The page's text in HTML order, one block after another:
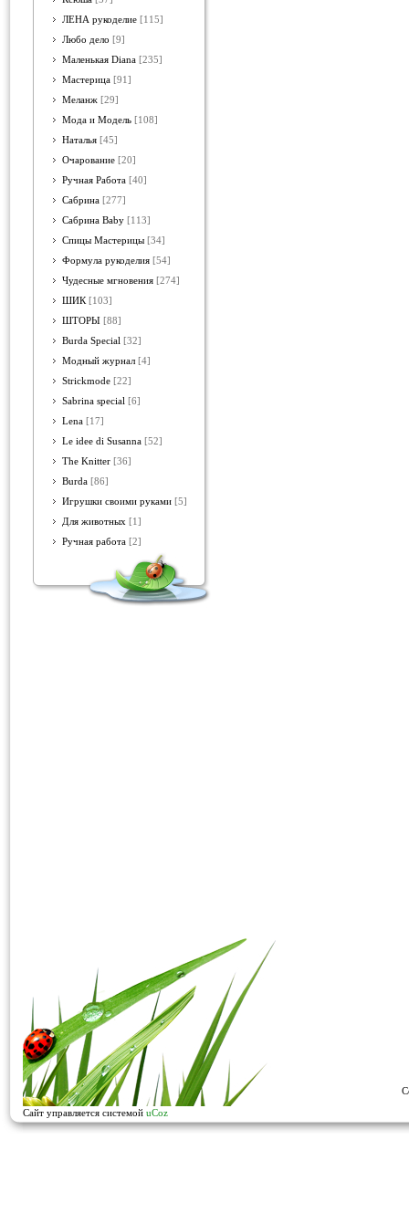
ЛЕНА рукоделие [115]
Любо дело [9]
Маленькая Diana [235]
Мастерица [91]
Меланж [29]
Мода и Модель [108]
Наталья [45]
Очарование [20]
Ручная Работа [40]
Сабрина [277]
Сабрина Baby [113]
Спицы Мастерицы [34]
Формула рукоделия [54]
Чудесные мгновения [274]
ШИК [103]
ШТОРЫ [88]
Burda Special [32]
Модный журнал [4]
Strickmode [22]
Sabrina special [6]
Lena [17]
Le idee di Susanna [52]
The Knitter [36]
Burda [86]
Игрушки своими руками [5]
Для животных [1]
Ручная работа [2]
Сайт управляется системой uCoz